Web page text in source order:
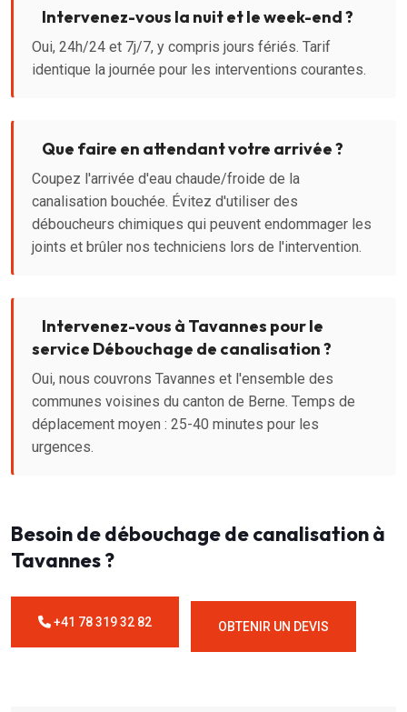
Intervenez-vous la nuit et le week-end ?
Oui, 24h/24 et 7j/7, y compris jours fériés. Tarif
identique la journée pour les interventions courantes.
Que faire en attendant votre arrivée ?
Coupez l'arrivée d'eau chaude/froide de la
canalisation bouchée. Évitez d'utiliser des
déboucheurs chimiques qui peuvent endommager les
joints et brûler nos techniciens lors de l'intervention.
Intervenez-vous à Tavannes pour le
service Débouchage de canalisation ?
Oui, nous couvrons Tavannes et l'ensemble des
communes voisines du canton de Berne. Temps de
déplacement moyen : 25-40 minutes pour les
urgences.
Besoin de débouchage de canalisation à
Tavannes ?
+41 78 319 32 82 OBTENIR UN DEVIS